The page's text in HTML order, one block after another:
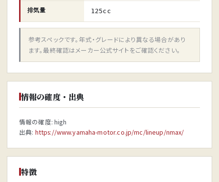
排気量 125cc
参考スペックです。年式・グレードにより異なる場合があり
ます。最終確認はメーカー公式サイトをご確認ください。
情報の確度・出典
情報の確度: high
出典: https://www.yamaha-motor.co.jp/mc/lineup/nmax/
特徴